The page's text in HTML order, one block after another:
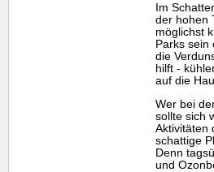
Im
der hohen
möglichst
Parks sein
die
hilft -
auf die
Wer bei
sollte sich
Aktivitäten
schattige
Denn
und